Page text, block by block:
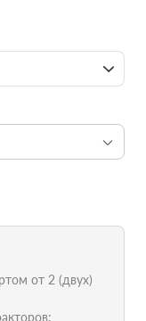
от 2 (двух)